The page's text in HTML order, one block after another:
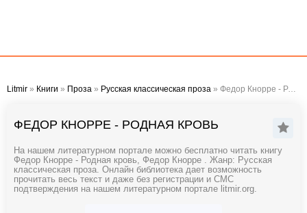
Litmir » Книги » Проза » Русская классическая проза » Федор Кнорре - Родная кровь
ФЕДОР КНОРРЕ - РОДНАЯ КРОВЬ
На нашем литературном портале можно бесплатно читать книгу
Федор Кнорре - Родная кровь, Федор Кнорре . Жанр: Русская
классическая проза. Онлайн библиотека дает возможность
прочитать весь текст и даже без регистрации и СМС
подтверждения на нашем литературном портале litmir.org.